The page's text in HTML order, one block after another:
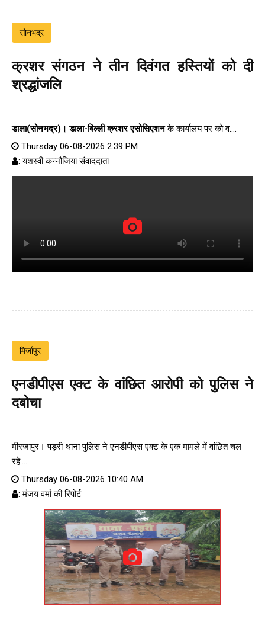
सोनभद्र
क्रशर संगठन ने तीन दिवंगत हस्तियों को दी
श्रद्धांजलि
डाला(सोनभद्र)। डाला-बिल्ली क्रशर एसोसिएशनके कार्यालय पर को व....
Thursday 06-08-2026 2:39 PM
: यशस्वी कन्नौजिया संवाददाता
मिर्ज़ापुर
एनडीपीएस एक्ट के वांछित आरोपी को पुलिस ने
दबोचा
मीरजापुर। पड़री थाना पुलिस ने एनडीपीएस एक्ट के एक मामले में वांछित चल
रहे....
Thursday 06-08-2026 10:40 AM
: मंजय वर्मा की रिपोर्ट